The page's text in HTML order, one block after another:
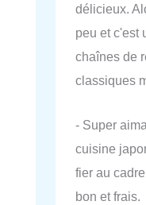
délicieux.
peu et c'est
chaînes de
classiques
- Super
cuisine
fier au
bon et frais.